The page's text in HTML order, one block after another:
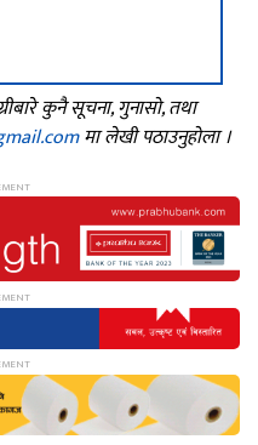
कुनै सूचना, गुनासो, तथा
मा लेखी पठाउनुहोला ।